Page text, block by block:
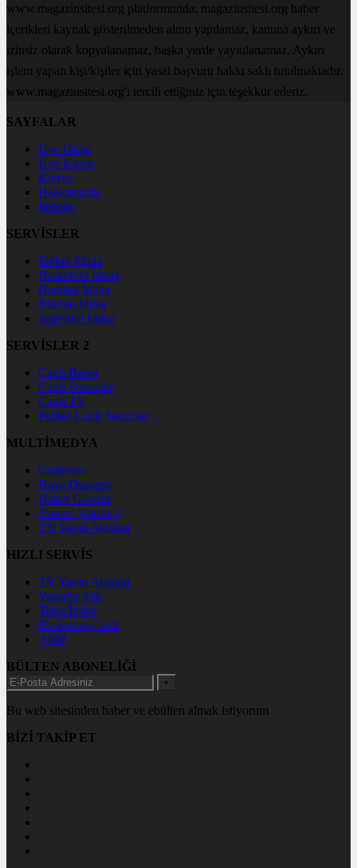
www.magazinsitesi.org platformunda; magazinsitesi.org haber
içerikleri kaynak gösterilmeden alıntı yapılamaz, kanuna aykırı ve
izinsiz olarak kopyalanamaz, başka yerde yayınlanamaz. Aykırı
işlem yapan kişi/kişiler için yasal başvuru hakkı saklı tutulmaktadır.
www.magazinsitesi.org'i tercih ettiğiniz için teşekkür ederiz.
SAYFALAR
Üye Girişi
Üye Kaydı
Künye
Hakkımızda
İletişim
SERVİSLER
Futbol İddaa
Basketbol İddaa
Hentbol İddaa
Bilardo İddaa
Voleybol İddaa
SERVİSLER 2
Canlı Borsa
Canlı Sonuçlar
Canlı TV
Futbol Canlı Sonuçlar
MULTİMEDYA
Gazeteler
Hava Durumu
Haber Gönder
Namaz Vakitleri
TV Yayın Akışları
HIZLI SERVİS
TV Yayın Akışları
Yazarlar Site
Tenis İddaa
Basketbol Canlı
AMP
BÜLTEN ABONELİĞİ
+
Bu web sitesinden haber ve ebülten almak istiyorum
BİZİ TAKİP ET